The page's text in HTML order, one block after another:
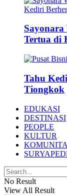
Tertua di
Tahu
Tiongkok
EDUKASI
DESTINASI
PEOPLE
KULTUR
No Result
View All Result